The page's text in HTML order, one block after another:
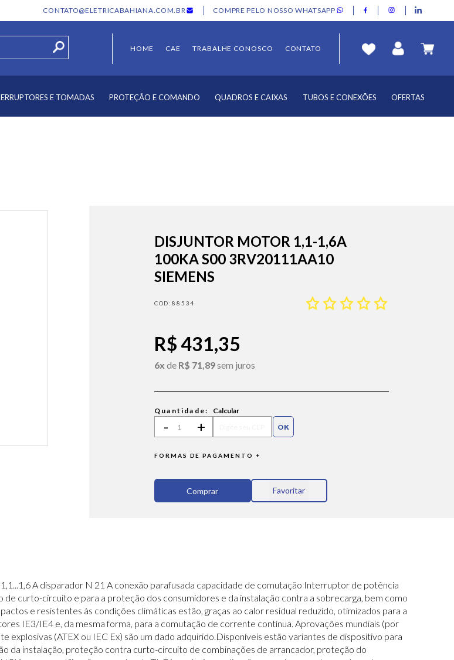
CONTATO@ELETRICABAHIANA.COM.BR COMPRE PELO NOSSO WHATSAPP
HOME CAE TRABALHE CONOSCO CONTATO
E TOMADAS PROTEÇÃO E COMANDO QUADROS E CAIXAS TUBOS E CONEXÕES OFERTAS
DISJUNTOR MOTOR 1,1-1,6A
100KA S00 3RV20111AA10
SIEMENS
88534
R$ 431,35
6x de R$ 71,89sem juros
Quantidade:
- +
Calcular
FORMAS DE PAGAMENTO +
Comprar Favoritar
A disparador N 21 A conexão parafusada capacidade de comutação Interruptor de potência
curto-circuito e para a proteção dos consumidores e da instalação contra a sobrecarga, bem como
e resistentes às condições climáticas estão, graças ao calor residual reduzido, otimizados para a
IE3/IE4 e, da mesma forma, para a comutação de corrente contínua. Aprovações mundiais (por
(ATEX ou IEC Ex) são um dado adquirido.Disponíveis estão variantes de dispositivo para
da instalação, proteção contra curto-circuito de combinações de arrancador, proteção do